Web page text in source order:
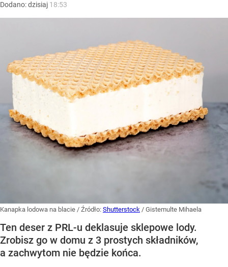
Dodano:dzisiaj 18:53
Kanapka lodowa na blacie / Źródło: Shutterstock / Gistemulte Mihaela
Ten deser z PRL-u deklasuje sklepowe lody.
Zrobisz go w domu z 3 prostych składników,
a zachwytom nie będzie końca.